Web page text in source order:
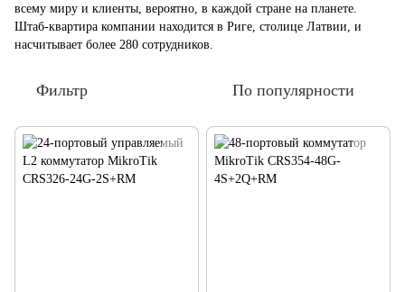
всему миру и клиенты, вероятно, в каждой стране на планете.
Штаб-квартира компании находится в Риге, столице Латвии, и
насчитывает более 280 сотрудников.
Фильтр По популярности